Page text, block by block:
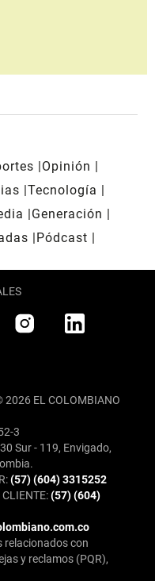
Opinión
Tecnología
Generación
Pódcast
2026 EL COLOMBIANO
3
Sur - 119, Envigado,
(57) (604) 3315252
(57) (604)
relacionados con
y reclamos (PQR),